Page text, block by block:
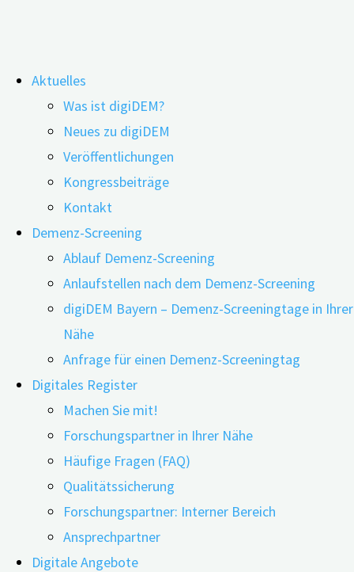
Inhalt
springen
Aktuelles
Was ist digiDEM?
Neues zu digiDEM
Veröffentlichungen
Kongressbeiträge
Kontakt
Demenz-Screening
Ablauf Demenz-Screening
Anlaufstellen nach dem Demenz-Screening
digiDEM Bayern – Demenz-Screeningtage in Ihrer
Nähe
Anfrage für einen Demenz-Screeningtag
Digitales Register
Machen Sie mit!
Forschungspartner in Ihrer Nähe
Häufige Fragen (FAQ)
Qualitätssicherung
Forschungspartner: Interner Bereich
Ansprechpartner
Digitale Angebote
Kategorie:Download
Hier finden Sie alle Unterlagen für
Forschungspartner*innen zum Download
Unterlagen für Forschungspartner
01.07.2026